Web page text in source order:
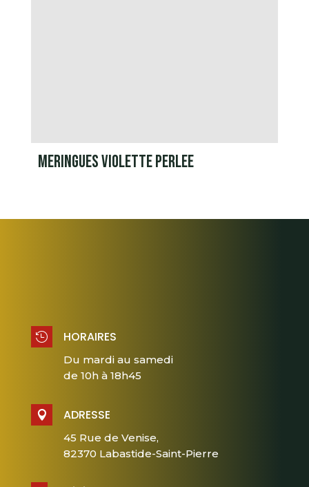
MERINGUES VIOLETTE PERLEE
 HORAIRES
Du mardi au samedi
de 10h à 18h45
 ADRESSE
45 Rue de Venise,
82370 Labastide-Saint-Pierre